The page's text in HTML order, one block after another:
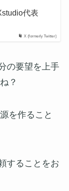
X (formerly Twitter)
代表
の要望を上手
？
を作ること
することをお